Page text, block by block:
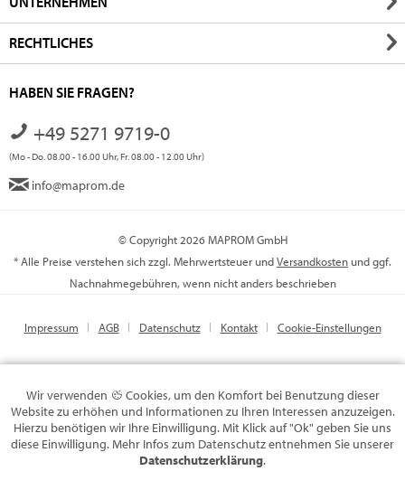
RECHTLICHES
HABEN SIE FRAGEN?
+49 5271 9719-0
(Mo - Do. 08.00 - 16.00 Uhr, Fr. 08.00 - 12.00 Uhr)
info@maprom.de
© Copyright 2026 MAPROM GmbH
* Alle Preise verstehen sich zzgl. Mehrwertsteuer undVersandkosten und ggf.
Nachnahmegebühren, wenn nicht anders beschrieben
Impressum AGB Datenschutz Kontakt Cookie-Einstellungen
Wir verwenden
Cookies, um den Komfort bei Benutzung dieser
Website zu erhöhen und Informationen zu Ihren Interessen anzuzeigen.
Hierzu benötigen wir Ihre Einwilligung. Mit Klick auf "Ok" geben Sie uns
diese Einwilligung. Mehr Infos zum Datenschutz entnehmen Sie unserer
Datenschutzerklärung.